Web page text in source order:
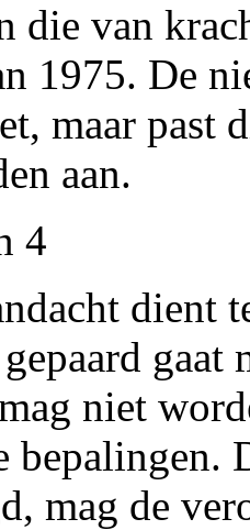
die van
1975. De
maar past
aan.
4
dient
gaat
niet
mag de